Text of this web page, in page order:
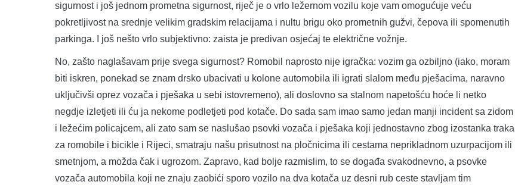
sigurnost i još jednom prometna sigurnost, riječ je o vrlo ležernom vozilu koje vam omogućuje veću
pokretljivost na srednje velikim gradskim relacijama i nultu brigu oko prometnih gužvi, čepova ili spomenutih
parkinga. I još nešto vrlo subjektivno: zaista je predivan osjećaj te električne vožnje.
No, zašto naglašavam prije svega sigurnost? Romobil naprosto nije igračka: vozim ga ozbiljno (iako, moram
biti iskren, ponekad se znam drsko ubacivati u kolone automobila ili igrati slalom među pješacima, naravno
uključivši oprez vozača i pješaka u sebi istovremeno), ali doslovno sa stalnom napetošću hoće li netko
negdje izletjeti ili ću ja nekome podletjeti pod kotače. Do sada sam imao samo jedan manji incident sa zidom
i ležećim policajcem, ali zato sam se naslušao psovki vozača i pješaka koji jednostavno zbog izostanka traka
za romobile i bicikle i Rijeci, smatraju našu prisutnost na pločnicima ili cestama neprikladnom uzurpacijom ili
smetnjom, a možda čak i ugrozom. Zapravo, kad bolje razmislim, to se događa svakodnevno, a psovke
vozača automobila koji ne znaju zaobići sporo vozilo na dva kotača uz desni rub ceste stavljam tim